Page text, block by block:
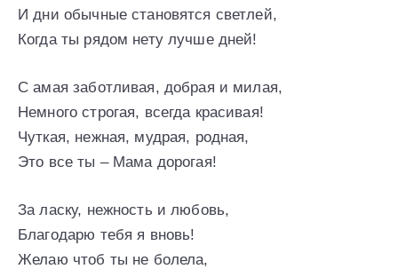
И дни обычные становятся светлей,
Когда ты рядом нету лучше дней!
С амая заботливая, добрая и милая,
Немного строгая, всегда красивая!
Чуткая, нежная, мудрая, родная,
Это все ты – Мама дорогая!
За ласку, нежность и любовь,
Благодарю тебя я вновь!
Желаю чтоб ты не болела,